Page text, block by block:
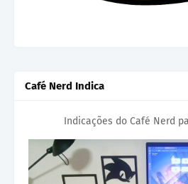
Café Nerd Indica
Indicações do Café Nerd